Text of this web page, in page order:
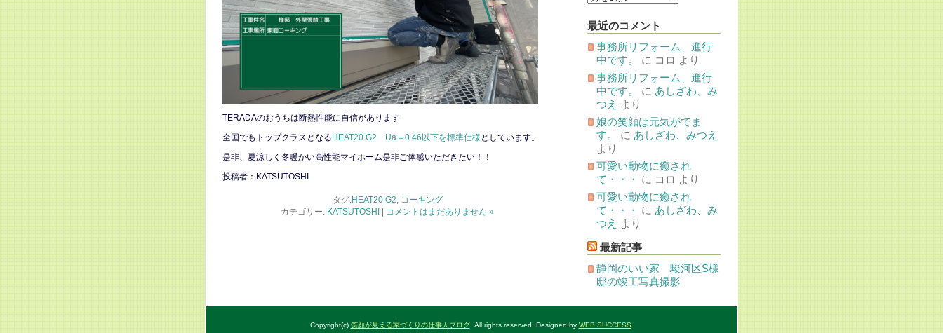
TERADAのおうちは断熱性能に自信があります
全国でもトップクラスとなる HEAT20 G2 Ua＝0.46以下を標準仕様 としています。
是非、夏涼しく冬暖かい高性能マイホーム是非ご体感いただきたい！！
投稿者：KATSUTOSHI
タグ:HEAT20 G2, コーキング
カテゴリー: KATSUTOSHI コメントはまだありません »
投
稿
最近のコメント
事務所リフォーム、進行
中です。
に コロ より
事務所リフォーム、進行
中です。
に あしざわ、み
つえ
より
娘の笑顔は元気がでま
す。
に あしざわ、みつえ
より
可愛い動物に癒され
て・・・
に コロ より
可愛い動物に癒され
て・・・
に あしざわ、み
つえ
より
最新記事
静岡のいい家 駿河区S様
邸の竣工写真撮影
Copyright(c) 笑顔が見える家づくりの仕事人ブログ. All rights reserved. Designed by WEB SUCCESS